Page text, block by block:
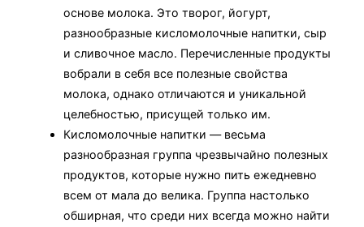
основе молока. Это творог, йогурт,
разнообразные кисломолочные напитки, сыр
и сливочное масло. Перечисленные продукты
вобрали в себя все полезные свойства
молока, однако отличаются и уникальной
целебностью, присущей только им.
Кисломолочные напитки — весьма
разнообразная группа чрезвычайно полезных
продуктов, которые нужно пить ежедневно
всем от мала до велика. Группа настолько
обширная, что среди них всегда можно найти